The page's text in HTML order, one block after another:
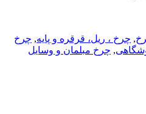
, چرخ ، ریل، قرقره و پایه, چرخ
, چرخ مبلمان و وسایل